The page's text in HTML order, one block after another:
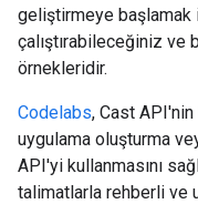
geliştirmeye
çalıştırabileceğiniz ve
örnekleridir.
Codelabs, Cast
uygulama oluşturma
API'yi kullanmasını
talimatlarla rehberli ve